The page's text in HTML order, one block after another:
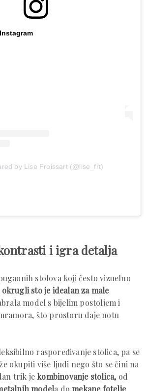
by Lise Froissart (@lise_frt)
i igra detalja
stolova koji često vizuelno
okrugli sto je idealan za male
model s bijelim postoljem i
što prostoru daje notu
raspoređivanje stolica, pa se
okupiti više ljudi nego što se čini na
trik jekombinovanje stolica, od
modela do mekane fotelje